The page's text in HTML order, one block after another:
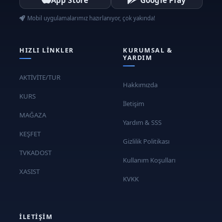
kahvalti #karatay-kahvalti-salonu #meram-
kahvalti-salonu #meram-kahvalti #aksehir-
#beysehir-kahvalti #cihanbeyli-kahvalti
#cumra-tabak-kahvalti #eregli-kahvalti
#ilgin-kahvalti #karapinar-kahvalti #kulu-
kahvalti #seydisehir-kahvalti #restoran
Mobil uygulamalarımız hazırlanıyor, çok yakında!
HIZLI LINKLER
AKTİVİTE/TUR
KURS
MAĞAZA
KEŞFET
TVKADOST
XASIST
KURUMSAL &
YARDIM
Hakkımızda
İletişim
Yardım & SSS
Gizlilik Politikası
Kullanım Koşulları
KVKK
İLETIŞIM